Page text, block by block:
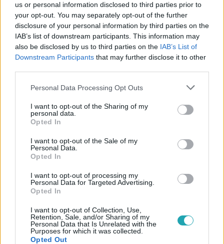
us or personal information disclosed to third parties prior to
your opt-out. You may separately opt-out of the further
disclosure of your personal information by third parties on the
IAB’s list of downstream participants. This information may
also be disclosed by us to third parties on the IAB’s List of
Downstream Participants that may further disclose it to other
Please note that this website/app uses one or more Google
not limited to your visit or usage behaviour. You may click to
grant or deny consent to Google and its third-party tags to
use your data for below specified purposes in below Google
consent section.
Personal Data Processing Opt Outs
I want to opt-out of the Sharing of my
personal data.
Opted In
I want to opt-out of the Sale of my
Personal Data.
Opted In
I want to opt-out of processing my
Personal Data for Targeted Advertising.
Opted In
I want to opt-out of Collection, Use,
Retention, Sale, and/or Sharing of my
Personal Data that Is Unrelated with the
Purposes for which it was collected.
Opted Out
#REGGELI #VIDEÓ #ADÁSRÉSZLETEK # SZÍNES
#KAPCSOLAT #SZABÁLYOK #NAGYVÁRADI NELLI
NAGY ZSOLT # LEO
Népszerű